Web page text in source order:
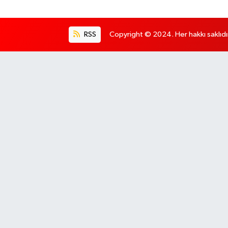
RSS Copyright © 2024. Her hakkı